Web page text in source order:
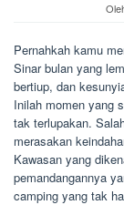
Pernahkah kamu
Sinar bulan yang
bertiup, dan
Inilah momen yang
tak terlupakan.
merasakan
Kawasan yang
pemandangannya
camping yang tak